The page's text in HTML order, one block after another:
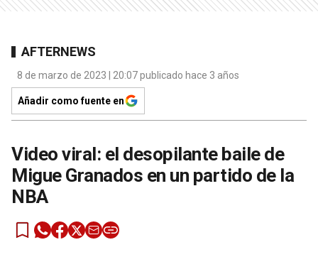
AFTERNEWS
8 de marzo de 2023 | 20:07 publicado hace 3 años
Añadir como fuente en
Video viral: el desopilante baile de
Migue Granados en un partido de la
NBA